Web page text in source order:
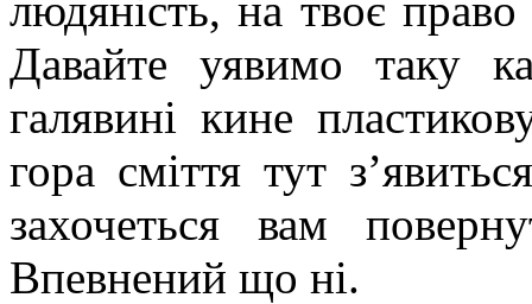
Давайте уявимо таку
галявині кине
гора сміття тут
захочеться вам
Впевнений що ні.